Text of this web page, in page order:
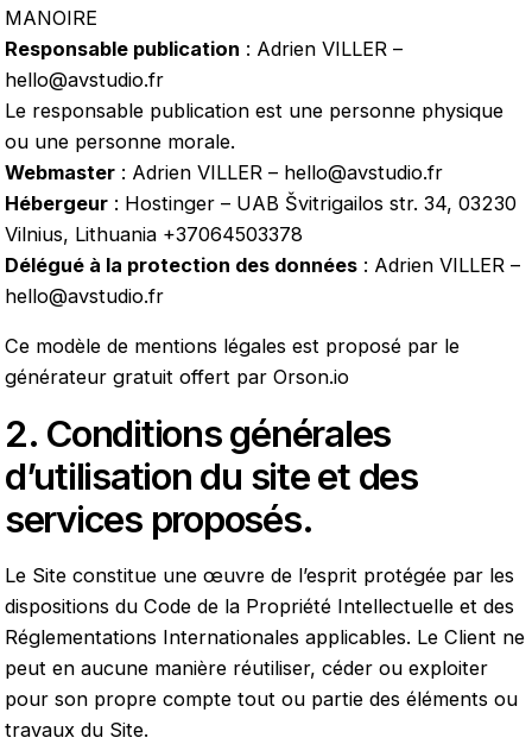
MANOIRE
Responsable publication : Adrien VILLER –
hello@avstudio.fr
Le responsable publication est une personne physique
ou une personne morale.
Webmaster : Adrien VILLER – hello@avstudio.fr
Hébergeur : Hostinger – UAB Švitrigailos str. 34, 03230
Vilnius, Lithuania +37064503378
Délégué à la protection des données : Adrien VILLER –
hello@avstudio.fr
Ce modèle de mentions légales est proposé par le
générateur gratuit offert par Orson.io
2. Conditions générales
d’utilisation du site et des
services proposés.
Le Site constitue une œuvre de l’esprit protégée par les
dispositions du Code de la Propriété Intellectuelle et des
Réglementations Internationales applicables. Le Client ne
peut en aucune manière réutiliser, céder ou exploiter
pour son propre compte tout ou partie des éléments ou
travaux du Site.